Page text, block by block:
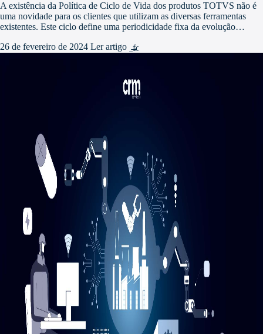
A existência da Política de Ciclo de Vida dos produtos TOTVS não é
uma novidade para os clientes que utilizam as diversas ferramentas
existentes. Este ciclo define uma periodicidade fixa da evolução…
26 de fevereiro de 2024 Ler artigo
arrow_forward